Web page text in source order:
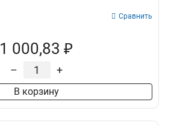
Сравнить
1 000,83 ₽
– +
В корзину